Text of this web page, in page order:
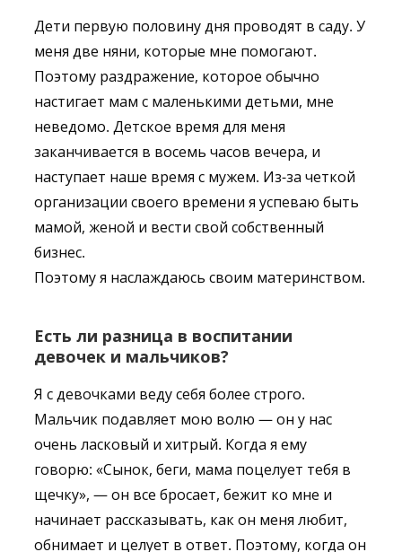
Дети первую половину дня проводят в саду. У
меня две няни, которые мне помогают.
Поэтому раздражение, которое обычно
настигает мам с маленькими детьми, мне
неведомо. Детское время для меня
заканчивается в восемь часов вечера, и
наступает наше время с мужем. Из-за четкой
организации своего времени я успеваю быть
мамой, женой и вести свой собственный
бизнес.
Поэтому я наслаждаюсь своим материнством.
Есть ли разница в воспитании
девочек и мальчиков?
Я с девочками веду себя более строго.
Мальчик подавляет мою волю — он у нас
очень ласковый и хитрый. Когда я ему
говорю: «Сынок, беги, мама поцелует тебя в
щечку», — он все бросает, бежит ко мне и
начинает рассказывать, как он меня любит,
обнимает и целует в ответ. Поэтому, когда он